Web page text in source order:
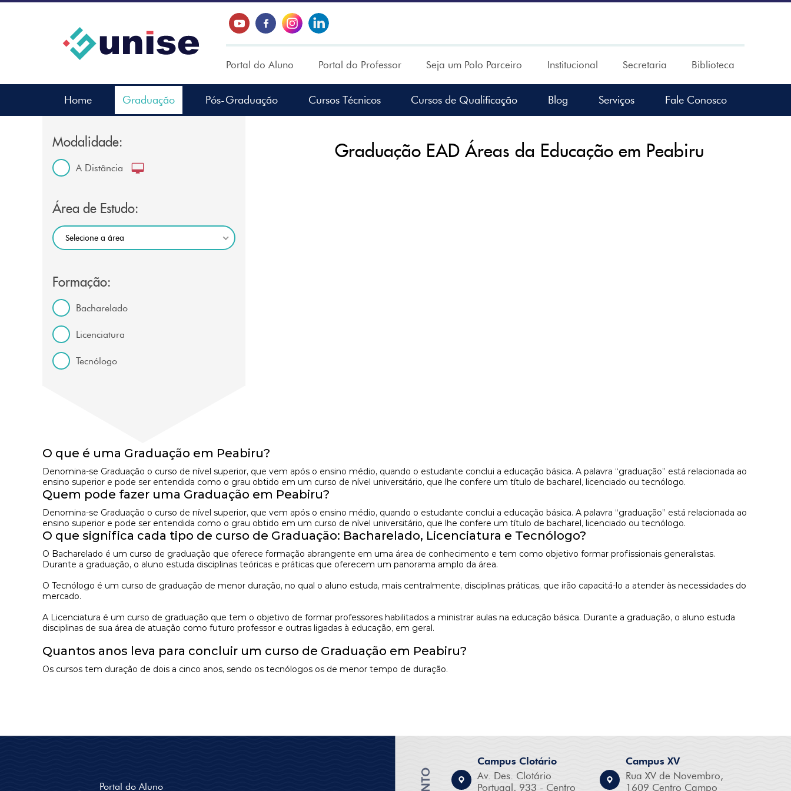
Portal do Aluno Portal do Professor Seja um Polo Parceiro Institucional Secretaria Biblioteca
Home Graduação Pós-Graduação Cursos Técnicos Cursos de Qualificação Blog Serviços Fale Conosco
Modalidade:
A Distância
Área de Estudo:
Selecione a área
Formação:
Bacharelado
Licenciatura
Tecnólogo
Graduação EAD Áreas da Educação em Peabiru
O que é uma Graduação em Peabiru?
Denomina-se Graduação o curso de nível superior, que vem após o ensino médio, quando o estudante conclui a educação básica. A palavra “graduação” está relacionada ao
ensino superior e pode ser entendida como o grau obtido em um curso de nível universitário, que lhe confere um título de bacharel, licenciado ou tecnólogo.
Quem pode fazer uma Graduação em Peabiru?
Denomina-se Graduação o curso de nível superior, que vem após o ensino médio, quando o estudante conclui a educação básica. A palavra “graduação” está relacionada ao
ensino superior e pode ser entendida como o grau obtido em um curso de nível universitário, que lhe confere um título de bacharel, licenciado ou tecnólogo.
O que significa cada tipo de curso de Graduação: Bacharelado, Licenciatura e Tecnólogo?
O Bacharelado é um curso de graduação que oferece formação abrangente em uma área de conhecimento e tem como objetivo formar profissionais generalistas.
Durante a graduação, o aluno estuda disciplinas teóricas e práticas que oferecem um panorama amplo da área.
O Tecnólogo é um curso de graduação de menor duração, no qual o aluno estuda, mais centralmente, disciplinas práticas, que irão capacitá-lo a atender às necessidades do
mercado.
A Licenciatura é um curso de graduação que tem o objetivo de formar professores habilitados a ministrar aulas na educação básica. Durante a graduação, o aluno estuda
disciplinas de sua área de atuação como futuro professor e outras ligadas à educação, em geral.
Quantos anos leva para concluir um curso de Graduação em Peabiru?
Os cursos tem duração de dois a cinco anos, sendo os tecnólogos os de menor tempo de duração.
Portal do Aluno
Campus Clotário
Av. Des. Clotário
Portugal, 933 - Centro
Campus XV
Rua XV de Novembro,
1609 Centro Campo